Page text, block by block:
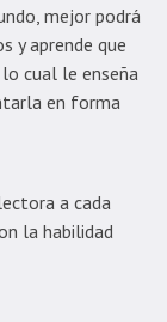
mejor podrá
y aprende que
cual le enseña
en forma
a cada
la habilidad